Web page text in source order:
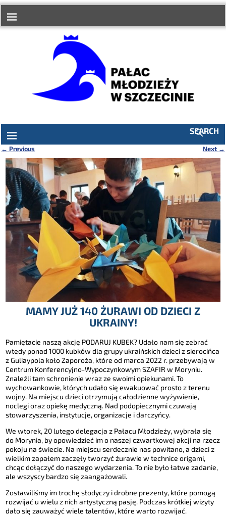
treści
SEARCH
Nawigacja
← Previous Next →
MAMY JUŻ 140 ŻURAWI OD DZIECI Z
UKRAINY!
Pamiętacie naszą akcję PODARUJ KUBEK? Udało nam się zebrać
wtedy ponad 1000 kubków dla grupy ukraińskich dzieci z sierocińca
z Guliaypola koło Zaporoża, które od marca 2022 r. przebywają w
Centrum Konferencyjno-Wypoczynkowym SZAFIR w Moryniu.
Znaleźli tam schronienie wraz ze swoimi opiekunami. To
wychowankowie, których udało się ewakuować prosto z terenu
wojny. Na miejscu dzieci otrzymują całodzienne wyżywienie,
noclegi oraz opiekę medyczną. Nad podopiecznymi czuwają
stowarzyszenia, instytucje, organizacje i darczyńcy.
We wtorek, 20 lutego delegacja z Pałacu Młodzieży, wybrała się
do Morynia, by opowiedzieć im o naszej czwartkowej akcji na rzecz
pokoju na świecie. Na miejscu serdecznie nas powitano, a dzieci z
wielkim zapałem zaczęły tworzyć żurawie w technice origami,
chcąc dołączyć do naszego wydarzenia. To nie było łatwe zadanie,
ale wszyscy bardzo się zaangażowali.
Zostawiliśmy im trochę słodyczy i drobne prezenty, które pomogą
rozwijać u wielu z nich artystyczną pasję. Podczas krótkiej wizyty
dało się zauważyć wiele talentów, które warto rozwijać.